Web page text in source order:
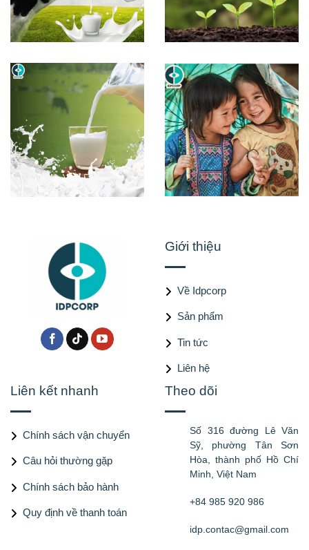
Giới thiệu
Về Idpcorp
Sản phẩm
Tin tức
Liên hệ
Liên kết nhanh
Chính sách vận chuyển
Câu hỏi thường gặp
Chính sách bảo hành
Quy định về thanh toán
Theo dõi
Số 316 đường Lê Văn
Sỹ, phường Tân Sơn
Hòa, thành phố Hồ Chí
Minh, Việt Nam
+84 985 920 986
idp.contac@gmail.com